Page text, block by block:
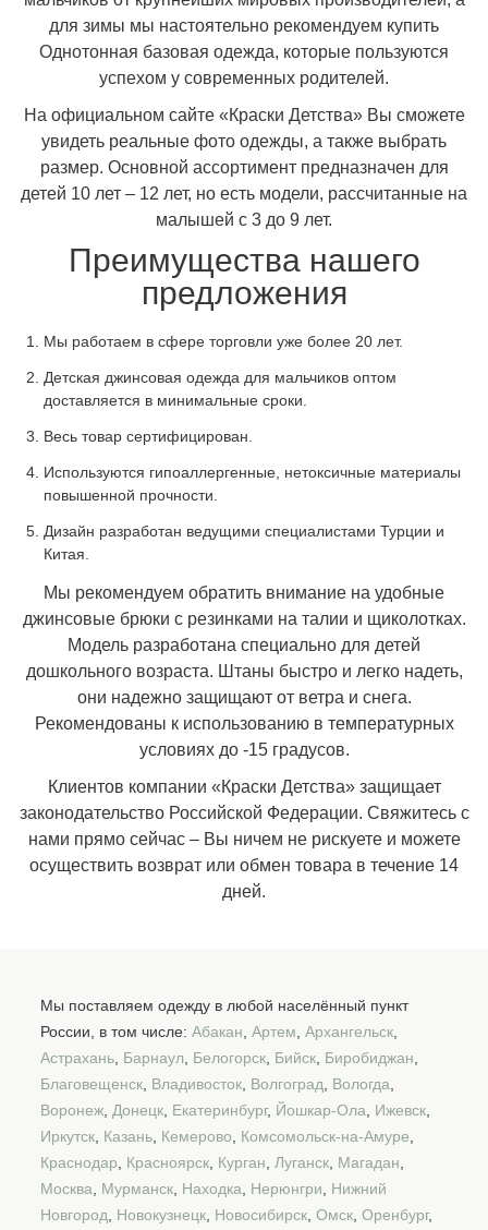
для зимы мы настоятельно рекомендуем купить
Однотонная базовая одежда, которые пользуются
успехом у современных родителей.
На официальном сайте «Краски Детства» Вы сможете
увидеть реальные фото одежды, а также выбрать
размер. Основной ассортимент предназначен для
детей 10 лет – 12 лет, но есть модели, рассчитанные на
малышей с 3 до 9 лет.
Преимущества нашего
предложения
Мы работаем в сфере торговли уже более 20 лет.
Детская джинсовая одежда для мальчиков оптом
доставляется в минимальные сроки.
Весь товар сертифицирован.
Используются гипоаллергенные, нетоксичные материалы
повышенной прочности.
Дизайн разработан ведущими специалистами Турции и
Китая.
Мы рекомендуем обратить внимание на удобные
джинсовые брюки с резинками на талии и щиколотках.
Модель разработана специально для детей
дошкольного возраста. Штаны быстро и легко надеть,
они надежно защищают от ветра и снега.
Рекомендованы к использованию в температурных
условиях до -15 градусов.
Клиентов компании «Краски Детства» защищает
законодательство Российской Федерации. Свяжитесь с
нами прямо сейчас – Вы ничем не рискуете и можете
осуществить возврат или обмен товара в течение 14
дней.
Мы поставляем одежду в любой населённый пункт
России, в том числе: Абакан Артем Архангельск
Астрахань Барнаул Белогорск Бийск Биробиджан
Благовещенск Владивосток Волгоград Вологда
Воронеж Донецк Екатеринбург, Йошкар-Ола Ижевск
Иркутск Казань Кемерово Комсомольск-на-Амуре
Краснодар
Красноярск Курган Луганск Магадан
Москва
Мурманск Находка Нерюнгри
Нижний
Новгород
Новокузнецк Новосибирск Омск Оренбург,